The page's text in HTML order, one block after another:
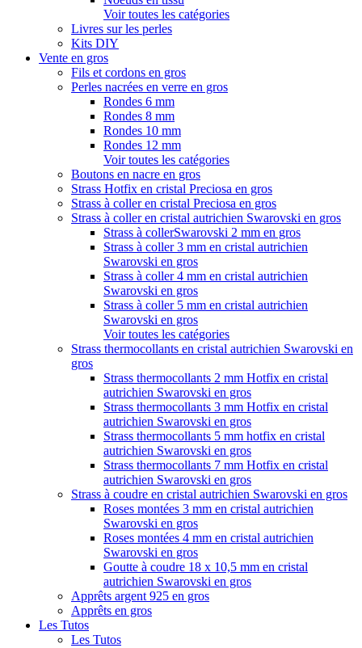
Voir toutes les catégories
Livres sur les perles
Kits DIY
Vente en gros
Fils et cordons en gros
Perles nacrées en verre en gros
Rondes 6 mm
Rondes 8 mm
Rondes 10 mm
Rondes 12 mm
Voir toutes les catégories
Boutons en nacre en gros
Strass Hotfix en cristal Preciosa en gros
Strass à coller en cristal Preciosa en gros
Strass à coller en cristal autrichien Swarovski en gros
Strass à collerSwarovski 2 mm en gros
Strass à coller 3 mm en cristal autrichien
Swarovski en gros
Strass à coller 4 mm en cristal autrichien
Swarovski en gros
Strass à coller 5 mm en cristal autrichien
Swarovski en gros
Voir toutes les catégories
Strass thermocollants en cristal autrichien Swarovski en
gros
Strass thermocollants 2 mm Hotfix en cristal
autrichien Swarovski en gros
Strass thermocollants 3 mm Hotfix en cristal
autrichien Swarovski en gros
Strass thermocollants 5 mm hotfix en cristal
autrichien Swarovski en gros
Strass thermocollants 7 mm Hotfix en cristal
autrichien Swarovski en gros
Strass à coudre en cristal autrichien Swarovski en gros
Roses montées 3 mm en cristal autrichien
Swarovski en gros
Roses montées 4 mm en cristal autrichien
Swarovski en gros
Goutte à coudre 18 x 10,5 mm en cristal
autrichien Swarovski en gros
Apprêts argent 925 en gros
Apprêts en gros
Les Tutos
Les Tutos